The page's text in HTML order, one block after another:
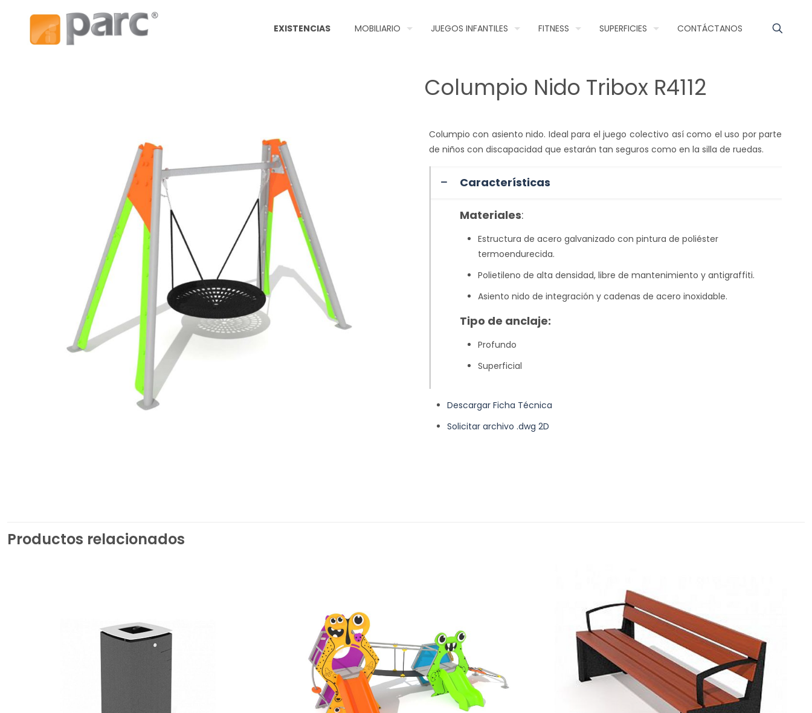
EXISTENCIAS MOBILIARIO JUEGOS INFANTILES FITNESS SUPERFICIES CONTÁCTANOS
Columpio Nido Tribox R4112
Columpio con asiento nido. Ideal para el juego colectivo así como el uso por parte
de niños con discapacidad que estarán tan seguros como en la silla de ruedas.
Características
Materiales:
Estructura de acero galvanizado con pintura de poliéster
termoendurecida.
Polietileno de alta densidad, libre de mantenimiento y antigraffiti.
Asiento nido de integración y cadenas de acero inoxidable.
Tipo de anclaje:
Profundo
Superficial
Descargar Ficha Técnica
Solicitar archivo .dwg 2D
Productos relacionados